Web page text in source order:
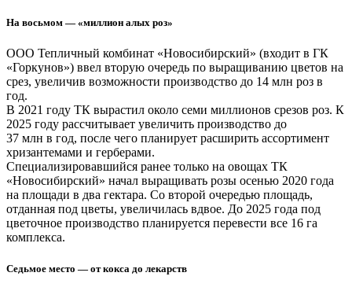
На восьмом — «миллион алых роз»
ООО Тепличный комбинат «Новосибирский» (входит в ГК
«Горкунов») ввел вторую очередь по выращиванию цветов на
срез, увеличив возможности производство до 14 млн роз в
год.
В 2021 году ТК вырастил около семи миллионов срезов роз. К
2025 году рассчитывает увеличить производство до
37 млн в год, после чего планирует расширить ассортимент
хризантемами и герберами.
Специализировавшийся ранее только на овощах ТК
«Новосибирский» начал выращивать розы осенью 2020 года
на площади в два гектара. Со второй очередью площадь,
отданная под цветы, увеличилась вдвое. До 2025 года под
цветочное производство планируется перевести все 16 га
комплекса.
Седьмое место — от кокса до лекарств